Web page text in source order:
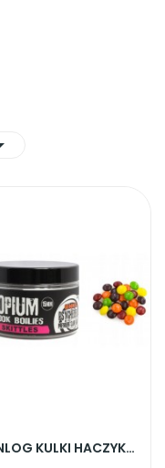
GENLOG KULKI HACZYKOWE SKITTLES 15MM